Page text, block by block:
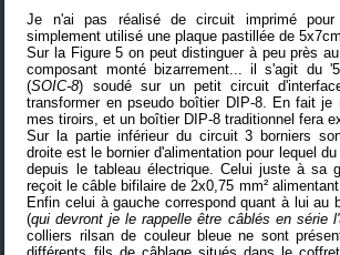
Je n'ai pas réalisé de circuit imprimé
simplement utilisé une plaque pastillée de
Sur la Figure 5 on peut distinguer à peu près
composant monté bizarrement... il s'agit du
(SOIC-8) soudé sur un petit circuit
transformer en pseudo boîtier DIP-8. En fait je
mes tiroirs, et un boîtier DIP-8 traditionnel fera
Sur la partie inférieur du circuit 3 borniers
droite est le bornier d'alimentation pour lequel
depuis le tableau électrique. Celui juste à sa
reçoit le câble bifilaire de 2x0,75 mm²
Enfin celui à gauche correspond quant à lui au
(qui devront je le rappelle être câblés en série
colliers rilsan de couleur bleue ne sont